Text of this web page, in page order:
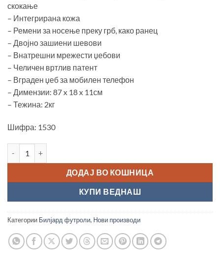
скокање
– Интегрирана кожа
– Ремени за носење преку грб, како ранец
– Двојно зашиени шевови
– Внатрешни мрежести џебови
– Челичен вртлив патент
– Вграден џеб за мобилен телефон
– Димензии: 87 x 18 x 11см
– Тежина: 2кг
Шифра: 1530
ДОДАЈ ВО КОШНИЦА
КУПИ ВЕДНАШ
Категории Билјард футроли, Нови производи